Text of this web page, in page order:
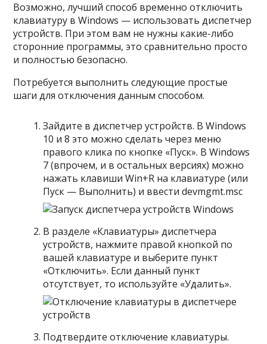
Возможно, лучший способ временно отключить
клавиатуру в Windows — использовать диспетчер
устройств. При этом вам не нужны какие-либо
сторонние программы, это сравнительно просто
и полностью безопасно.
Потребуется выполнить следующие простые
шаги для отключения данным способом.
Зайдите в диспетчер устройств. В Windows
10 и 8 это можно сделать через меню
правого клика по кнопке «Пуск». В Windows
7 (впрочем, и в остальных версиях) можно
нажать клавиши Win+R на клавиатуре (или
Пуск — Выполнить) и ввести devmgmt.msc
В разделе «Клавиатуры» диспетчера
устройств, нажмите правой кнопкой по
вашей клавиатуре и выберите пункт
«Отключить». Если данный пункт
отсутствует, то используйте «Удалить».
Подтвердите отключение клавиатуры.